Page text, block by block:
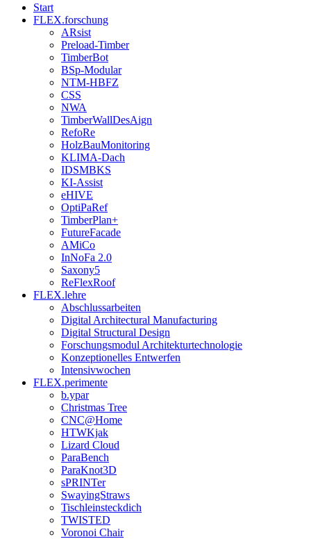
Start
FLEX.forschung
ARsist
Preload-Timber
TimberBot
BSp-Modular
NTM-HBFZ
CSS
NWA
TimberWallDesAign
RefoRe
HolzBauMonitoring
KLIMA-Dach
IDSMBKS
KI-Assist
eHIVE
OptiPaRef
TimberPlan+
FutureFacade
AMiCo
InNoFa 2.0
Saxony5
ReFlexRoof
FLEX.lehre
Abschlussarbeiten
Digital Architectural Manufacturing
Digital Structural Design
Forschungsmodul Architekturtechnologie
Konzeptionelles Entwerfen
Intensivwochen
FLEX.perimente
b.ypar
Christmas Tree
CNC@Home
HTWKjak
Lizard Cloud
ParaBench
ParaKnot3D
sPRINTer
SwayingStraws
Tischleinsteckdich
TWISTED
Voronoi Chair